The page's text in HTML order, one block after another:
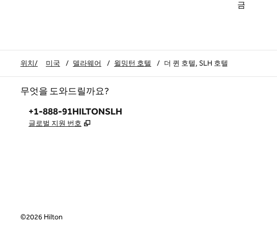
금
위치/ 미국 / 델라웨어 / 윌밍턴 호텔 / 더 퀸 호텔, SLH 호텔
무엇을 도와드릴까요?
전화:
+1-888-91HILTONSLH
글로벌 지원 번호 ,
©2026 Hilton